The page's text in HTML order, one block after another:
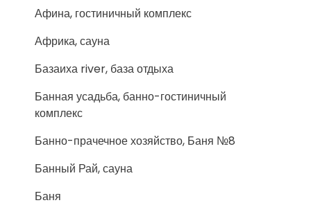
Афина, гостиничный комплекс
Африка, сауна
Базаиха river, база отдыха
Банная усадьба, банно-гостиничный
комплекс
Банно-прачечное хозяйство, Баня №8
Банный Рай, сауна
Баня